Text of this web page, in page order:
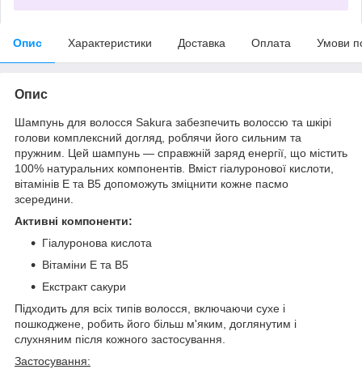
Опис Характеристики Доставка Оплата Умови
Опис
Шампунь для волосся Sakura забезпечить волоссю та шкірі
голови комплексний догляд, роблячи його сильним та
пружним. Цей шампунь — справжній заряд енергії, що містить
100% натуральних компонентів. Вміст гіалуронової кислоти,
вітамінів Е та В5 допоможуть зміцнити кожне пасмо
зсередини.
Активні компоненти:
Гіалуронова кислота
Вітаміни Е та В5
Екстракт сакури
Підходить для всіх типів волосся, включаючи сухе і
пошкоджене, робить його більш м'яким, доглянутим і
слухняним після кожного застосування.
Застосування: